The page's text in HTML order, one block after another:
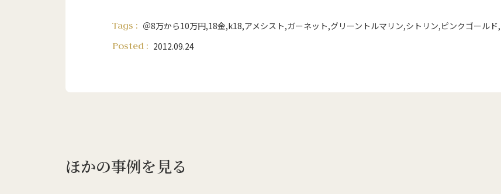
Tags : ＠8万から10万円,18金,k18,アメシスト,ガーネット,グリーントルマリン,シトリン,ピンクゴールド,
Posted : 2012.09.24
ほかの事例を見る